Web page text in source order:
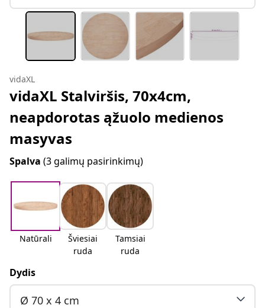
vidaXL
vidaXL Stalviršis, 70x4cm,
neapdorotas ąžuolo medienos
masyvas
Spalva (3 galimų pasirinkimų)
Natūrali
Šviesiai
ruda
Tamsiai
ruda
Dydis
Ø 70 x 4 cm